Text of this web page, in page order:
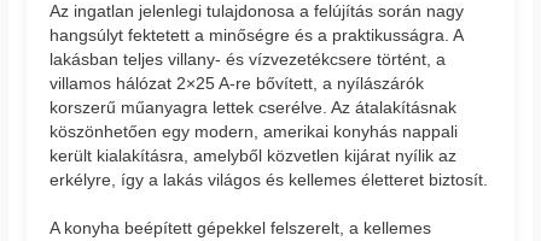
Az ingatlan jelenlegi tulajdonosa a felújítás során nagy
hangsúlyt fektetett a minőségre és a praktikusságra. A
lakásban teljes villany- és vízvezetékcsere történt, a
villamos hálózat 2×25 A-re bővített, a nyílászárók
korszerű műanyagra lettek cserélve. Az átalakításnak
köszönhetően egy modern, amerikai konyhás nappali
került kialakításra, amelyből közvetlen kijárat nyílik az
erkélyre, így a lakás világos és kellemes életteret biztosít.
A konyha beépített gépekkel felszerelt, a kellemes